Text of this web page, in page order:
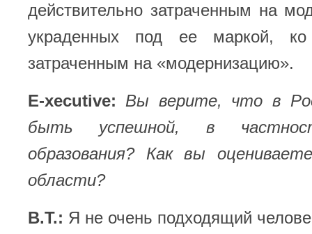
действительно затраченным на
украденных под ее маркой,
затраченным на «модернизацию».
E-xecutive: Вы верите, что в
быть успешной, в
образования? Как вы
области?
В.Т.: Я не очень подходящий